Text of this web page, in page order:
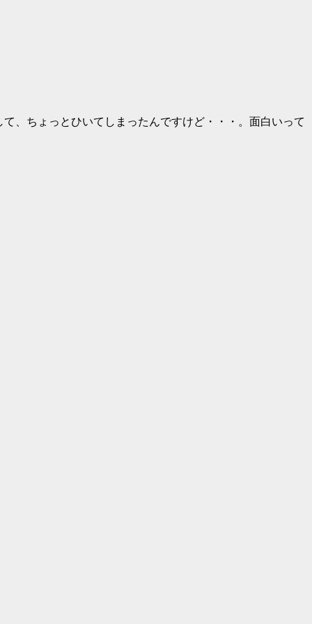
、ちょっとひいてしまったんですけど・・・。面白いって